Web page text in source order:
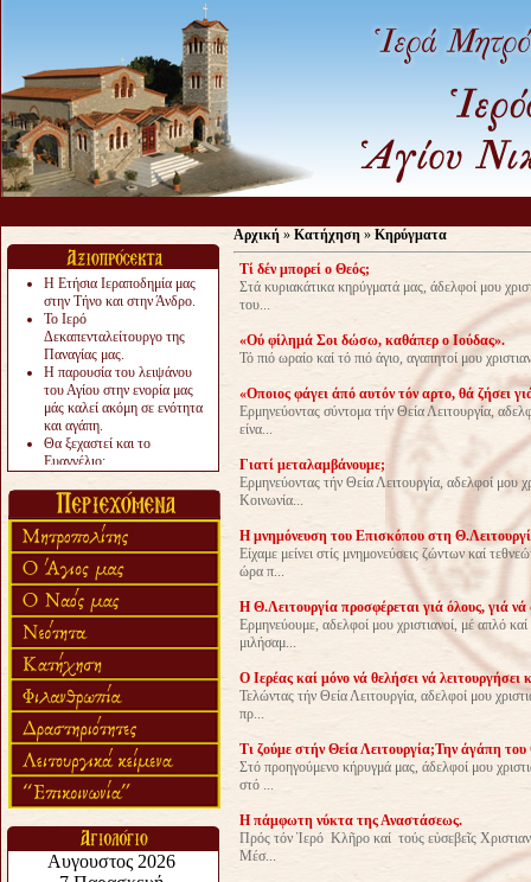
Η Ετήσια Ιεραποδημία μας
στην Τήνο και στην Άνδρο.
Το Ιερό
Δεκαπενταλείτουργο της
Παναγίας μας.
Η παρουσία του λειψάνου
του Αγίου στην ενορία μας
μάς καλεί ακόμη σε ενότητα
και αγάπη.
Θα ξεχαστεί και το
Ευαγγέλιο;
«πολύ αργά».
Ζητείται....
Αρχική » Κατήχηση » Κηρύγματα
Τί δέν μπορεί ο Θεός;
Στά κυριακάτικα κηρύγματά μας, άδελφοί μου
του...
«Ού φίλημά Σοι δώ­σω, καθάπερ ο Ιούδας».
Τό πιό ωραίο καί τό πιό άγιο, αγαπητοί μου
«Οποιος φάγει άπό αυτόν τόν αρτο, θά ζήσει
Ερμηνεύοντας σύντομα τήν Θεία Λειτουργία,
είνα...
Γιατί μεταλαμβάνουμε;
Ερμηνεύοντας τήν Θεία Λειτουργία, αδελφοί μου
Κοινωνία...
H μνημόνευση του Επισκόπου στη
Είχαμε μείνει στίς μνημονεύσεις ζώντων καί
ώρα π...
Η Θ.Λειτουργία προσφέρεται γιά όλους, γιά νά
Ερμηνεύουμε, αδελφοί μου χριστιανοί, μέ απλό
μιλήσαμ...
Ο Ιερέας καί μόνο νά θελήσει νά λειτουργήσει
Τελώντας τήν Θεία Λειτουργία, αδελφοί μου
πρ...
Τι ζούμε στήν Θεία Λειτουργία;Την άγάπη
Στό προηγούμενο κήρυγμά μας, άδελφοί μου
στό ...
H πάμφωτη νύκτα της Αναστάσεως.
Πρός τόν Ἱερό Κλῆρο καί τούς εὐσεβεῖς
Μέσ...